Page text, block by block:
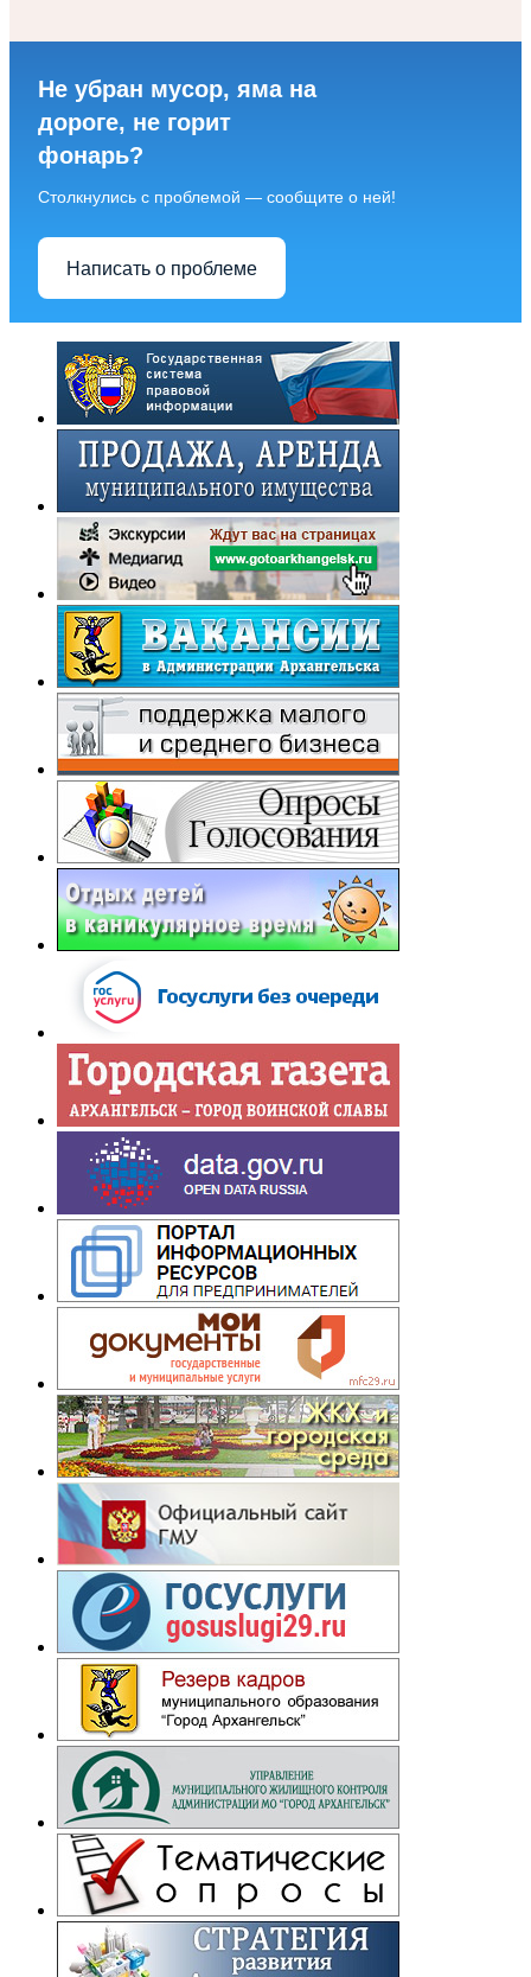
Не убран мусор, яма на
дороге, не горит
фонарь?
Столкнулись с проблемой — сообщите о ней!
Написать о проблеме